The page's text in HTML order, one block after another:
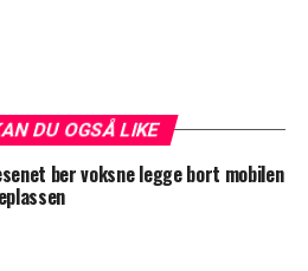
DU OGSÅ LIKE
ber voksne legge bort mobilen